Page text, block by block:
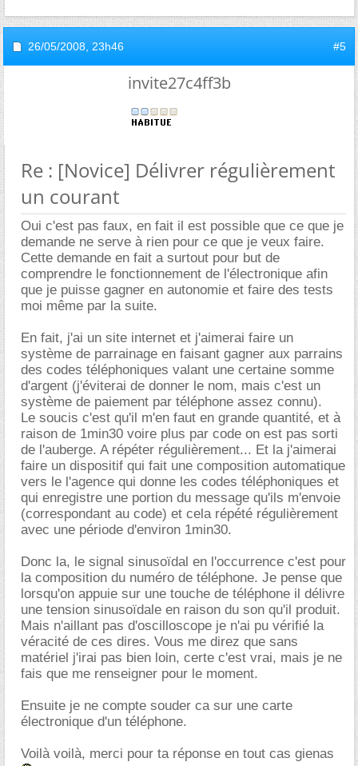
26/05/2008, 23h46 #5
invite27c4ff3b
Re : [Novice] Délivrer régulièrement
un courant
Oui c'est pas faux, en fait il est possible que ce que je
demande ne serve à rien pour ce que je veux faire.
Cette demande en fait a surtout pour but de
comprendre le fonctionnement de l'électronique afin
que je puisse gagner en autonomie et faire des tests
moi même par la suite.
En fait, j'ai un site internet et j'aimerai faire un
système de parrainage en faisant gagner aux parrains
des codes téléphoniques valant une certaine somme
d'argent (j'éviterai de donner le nom, mais c'est un
système de paiement par téléphone assez connu).
Le soucis c'est qu'il m'en faut en grande quantité, et à
raison de 1min30 voire plus par code on est pas sorti
de l'auberge. A répéter régulièrement... Et la j'aimerai
faire un dispositif qui fait une composition automatique
vers le l'agence qui donne les codes téléphoniques et
qui enregistre une portion du message qu'ils m'envoie
(correspondant au code) et cela répété régulièrement
avec une période d'environ 1min30.
Donc la, le signal sinusoïdal en l'occurrence c'est pour
la composition du numéro de téléphone. Je pense que
lorsqu'on appuie sur une touche de téléphone il délivre
une tension sinusoïdale en raison du son qu'il produit.
Mais n'aillant pas d'oscilloscope je n'ai pu vérifié la
véracité de ces dires. Vous me direz que sans
matériel j'irai pas bien loin, certe c'est vrai, mais je ne
fais que me renseigner pour le moment.
Ensuite je ne compte souder ca sur une carte
électronique d'un téléphone.
Voilà voilà, merci pour ta réponse en tout cas gienas